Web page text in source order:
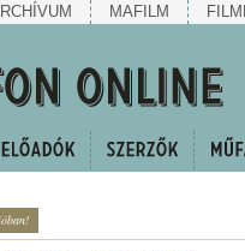
MAFILM